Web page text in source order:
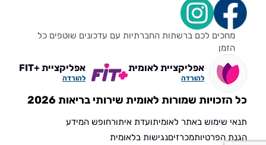
מחכים לכם ברשתות החברתיות עם עדכונים שוטפים כל
הזמן
אפליקציית לאומית
להורדה
אפליקציית +FIT
להורדה
כל הזכויות שמורות לאומית שירותי בריאות 2026
תנאי שימוש באתר לאומיתועדת איתורחופש המידע
הגנת הפרטיותמכרזיםנגישות בלאומית